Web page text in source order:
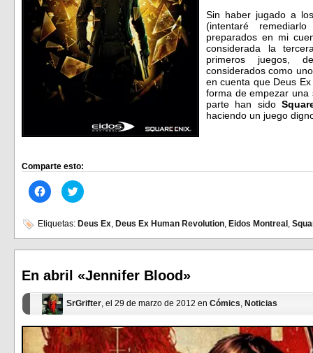
Sin haber jugado a
(intentaré
preparados en mi
considerada la
primeros juegos,
considerados como
en cuenta que Deus
forma de empezar una
parte han sido
haciendo un juego
Comparte esto:
Haz
clic
en
Facebook
(Se
abre
ventana
nueva)
Haz
clic
en
(Se
abre
ventana
nueva)
Etiquetas: Deus Ex Deus Ex Human Revolution Eidos Montreal
En abril «Jennifer Blood»
SrGrifter, el 29 de marzo de 2012 en Cómics, Noticias